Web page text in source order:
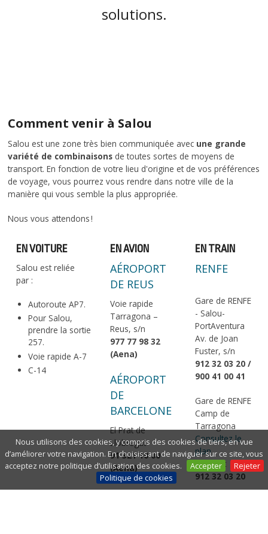
Nous utilisons des cookies, y compris des cookies de tiers, en vue
d’améliorer votre navigation. En choisissant de naviguer sur ce site, vous
acceptez notre politique d’utilisation des cookies.
Accepter
Rejeter
Politique de cookies
solutions.
Comment venir à Salou
Salou est une zone très bien communiquée avec une grande
variété de combinaisons de toutes sortes de moyens de
transport. En fonction de votre lieu d'origine et de vos préférences
de voyage, vous pourrez vous rendre dans notre ville de la
manière qui vous semble la plus appropriée.
Nous vous attendons !
EN VOITURE
Salou est reliée
par :
Autoroute AP7.
Pour Salou,
prendre la sortie
257.
Voie rapide A-7
C-14
EN AVION
AÉROPORT
DE REUS
Voie rapide
Tarragona –
Reus, s/n
977 77 98 32
(Aena)
AÉROPORT
DE
BARCELONE
El Prat de
Llobregat
91 321 10 00
(Aena)
EN TRAIN
RENFE
Gare de RENFE
- Salou-
PortAventura
Av. de Joan
Fuster, s/n
912 32 03 20 /
900 41 00 41
Gare de RENFE
Camp de
Tarragona
Consultez le
plan
Perafort
912 32 03 20